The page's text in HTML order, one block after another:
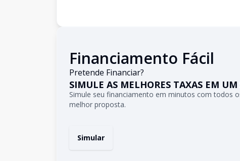
Financiamento Fácil
Pretende Financiar?
SIMULE AS MELHORES TAXAS EM UM
Simule seu financiamento em minutos com todos
melhor proposta.
Simular